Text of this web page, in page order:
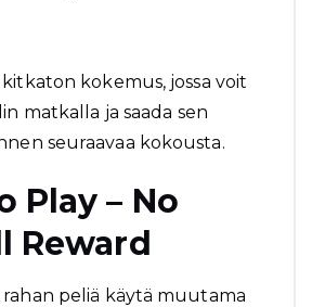
kokemus, jossa voit
matkalla ja saada sen
seuraavaa kokousta.
Play – No
Reward
peliä käytä muutama